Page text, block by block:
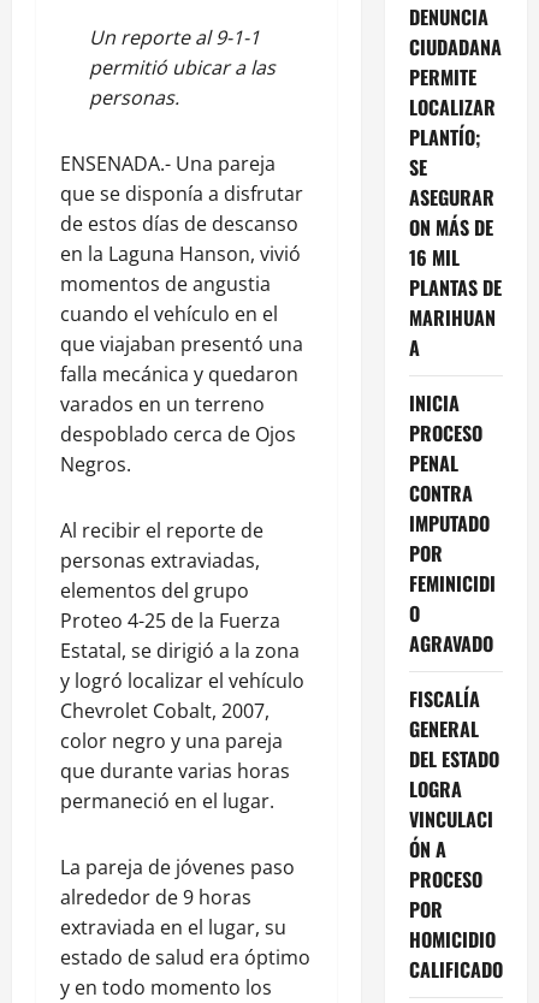
Un reporte al 9-1-1
permitió ubicar a las
personas.
ENSENADA.- Una pareja
que se disponía a disfrutar
de estos días de descanso
en la Laguna Hanson, vivió
momentos de angustia
cuando el vehículo en el
que viajaban presentó una
falla mecánica y quedaron
varados en un terreno
despoblado cerca de Ojos
Negros.
Al recibir el reporte de
personas extraviadas,
elementos del grupo
Proteo 4-25 de la Fuerza
Estatal, se dirigió a la zona
y logró localizar el vehículo
Chevrolet Cobalt, 2007,
color negro y una pareja
que durante varias horas
permaneció en el lugar.
La pareja de jóvenes paso
alrededor de 9 horas
extraviada en el lugar, su
estado de salud era óptimo
y en todo momento los
DENUNCIA
CIUDADANA
PERMITE
LOCALIZAR
PLANTÍO;
SE
ASEGURAR
ON MÁS DE
16 MIL
PLANTAS DE
MARIHUAN
A
INICIA
PROCESO
PENAL
CONTRA
IMPUTADO
POR
FEMINICIDI
O
AGRAVADO
FISCALÍA
GENERAL
DEL ESTADO
LOGRA
VINCULACI
ÓN A
PROCESO
POR
HOMICIDIO
CALIFICADO